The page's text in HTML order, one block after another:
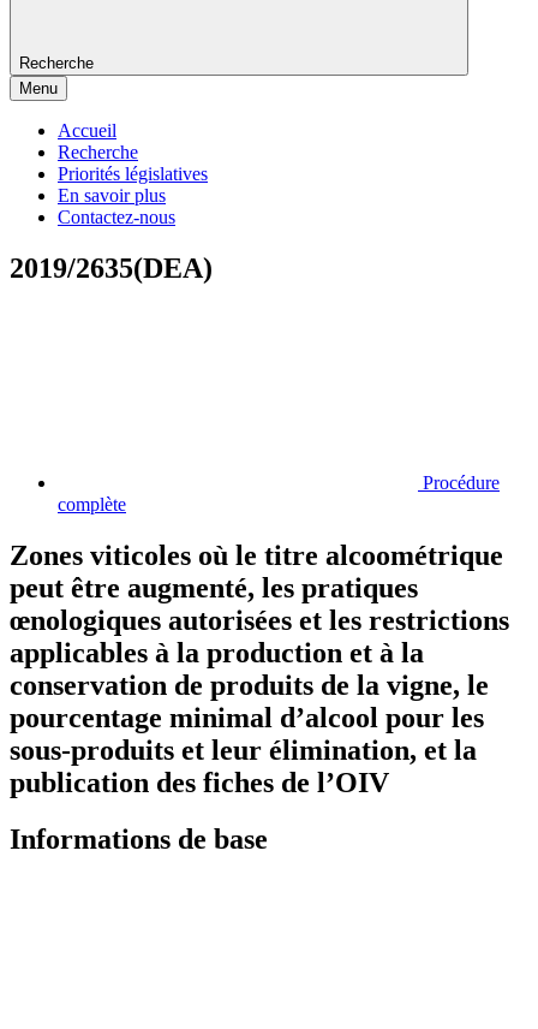
Recherche
Menu
Accueil
Recherche
Priorités législatives
En savoir plus
Contactez-nous
2019/2635(DEA)
Procédure
complète
Zones viticoles où le titre alcoométrique
peut être augmenté, les pratiques
œnologiques autorisées et les restrictions
applicables à la production et à la
conservation de produits de la vigne, le
pourcentage minimal d’alcool pour les
sous-produits et leur élimination, et la
publication des fiches de l’OIV
Informations de base